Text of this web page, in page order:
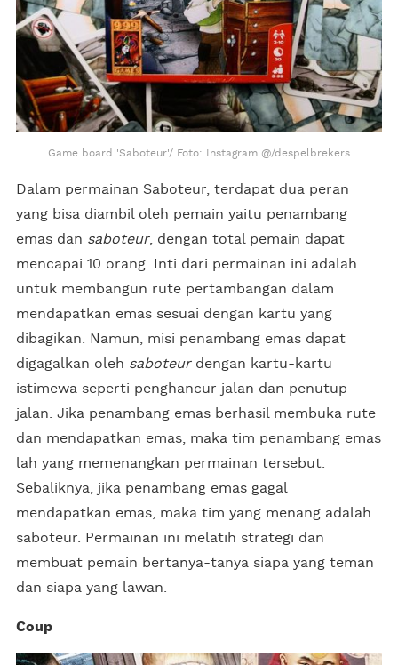
Game board 'Saboteur'/ Foto: Instagram @/despelbrekers
Dalam permainan Saboteur, terdapat dua peran
yang bisa diambil oleh pemain yaitu penambang
emas dan saboteur, dengan total pemain dapat
mencapai 10 orang. Inti dari permainan ini adalah
untuk membangun rute pertambangan dalam
mendapatkan emas sesuai dengan kartu yang
dibagikan. Namun, misi penambang emas dapat
digagalkan oleh saboteurdengan kartu-kartu
istimewa seperti penghancur jalan dan penutup
jalan. Jika penambang emas berhasil membuka rute
dan mendapatkan emas, maka tim penambang emas
lah yang memenangkan permainan tersebut.
Sebaliknya, jika penambang emas gagal
mendapatkan emas, maka tim yang menang adalah
saboteur. Permainan ini melatih strategi dan
membuat pemain bertanya-tanya siapa yang teman
dan siapa yang lawan.
Coup